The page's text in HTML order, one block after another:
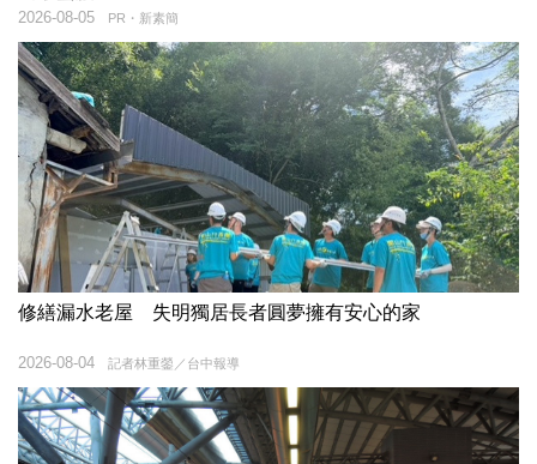
PR・新素簡
2026-08-05
修繕漏水老屋 失明獨居長者圓夢擁有安心的家
記者林重鎣／台中報導
2026-08-04